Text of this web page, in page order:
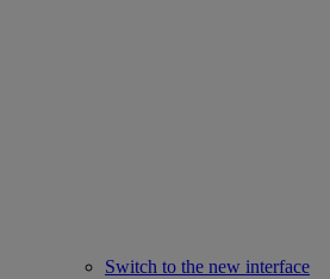
Switch to the new interface